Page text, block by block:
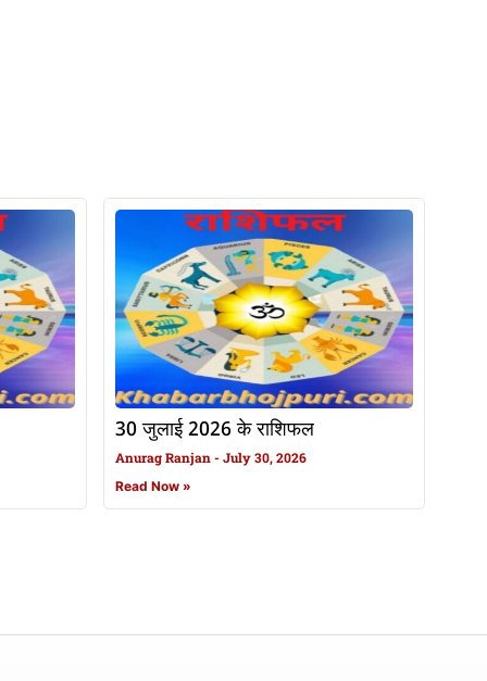
30 जुलाई 2026 के राशिफल
Anurag Ranjan July 30, 2026
Read Now »